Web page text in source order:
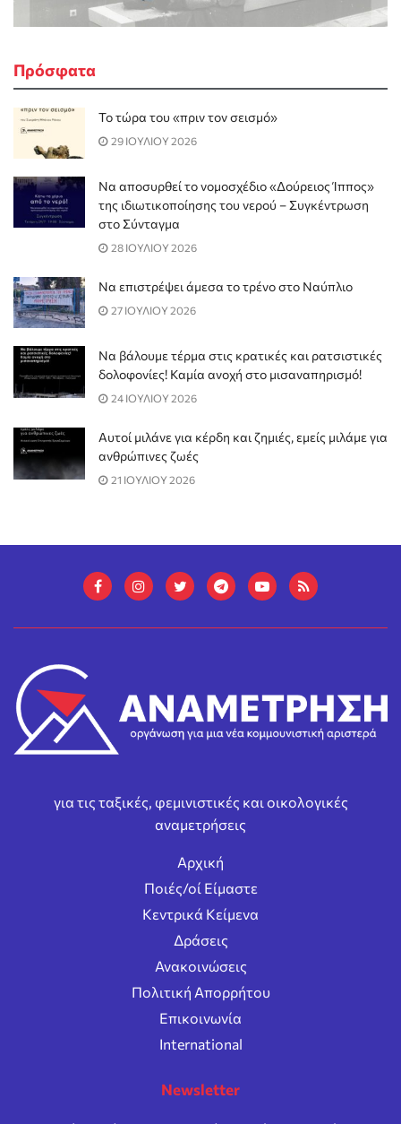
Πρόσφατα
Το τώρα του «πριν τον σεισμό»
29 ΙΟΥΛΙΟΥ 2026
Να αποσυρθεί το νομοσχέδιο «Δούρειος Ίππος»
της ιδιωτικοποίησης του νερού – Συγκέντρωση
στο Σύνταγμα
28 ΙΟΥΛΙΟΥ 2026
Να επιστρέψει άμεσα το τρένο στο Ναύπλιο
27 ΙΟΥΛΙΟΥ 2026
Να βάλουμε τέρμα στις κρατικές και ρατσιστικές
δολοφονίες! Καμία ανοχή στο μισαναπηρισμό!
24 ΙΟΥΛΙΟΥ 2026
Αυτοί μιλάνε για κέρδη και ζημιές, εμείς μιλάμε για
ανθρώπινες ζωές
21 ΙΟΥΛΙΟΥ 2026
για τις ταξικές, φεμινιστικές και οικολογικές
αναμετρήσεις
Αρχική
Ποιές/οί Είμαστε
Κεντρικά Κείμενα
Δράσεις
Ανακοινώσεις
Πολιτική Απορρήτου
Επικοινωνία
International
Newsletter